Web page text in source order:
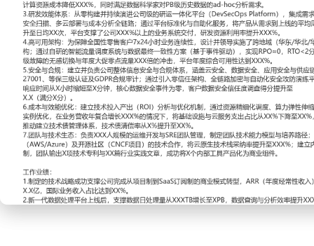
世界500强零售企业建立战略合作。
运维开发工程师汇报对象：部门总监
工作概述：
1.技术战略规划：基于公司未来五年向全球化SaaS服务转型的战略
进路线图；主导完成从私有云托管模式向多云混合架构演进的三年
统容器化、全球化CDN布局与边缘计算节点部署，确保平台可支撑
日活用户，推动技术预研投入增长XXX%，为进入欧美市场奠定基础
2.平台架构设计：为解决海量物联网数据实时处理与低延迟查询的
落地了基于流批一体（Flink + Iceberg）与数据湖仓融合的新一代数
一数据模型与分层存储策略，将复杂业务查询响应时间从分钟级降
源成本降低XXX%，同时满足数据科学家对PB级历史数据的ad-hoc